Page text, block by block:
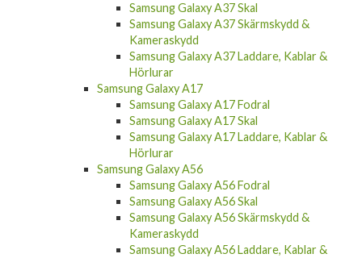
Samsung Galaxy A37 Skal
Samsung Galaxy A37 Skärmskydd &
Kameraskydd
Samsung Galaxy A37 Laddare, Kablar &
Hörlurar
Samsung Galaxy A17
Samsung Galaxy A17 Fodral
Samsung Galaxy A17 Skal
Samsung Galaxy A17 Laddare, Kablar &
Hörlurar
Samsung Galaxy A56
Samsung Galaxy A56 Fodral
Samsung Galaxy A56 Skal
Samsung Galaxy A56 Skärmskydd &
Kameraskydd
Samsung Galaxy A56 Laddare, Kablar &